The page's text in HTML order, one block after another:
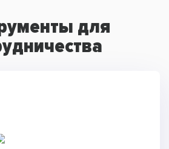
для